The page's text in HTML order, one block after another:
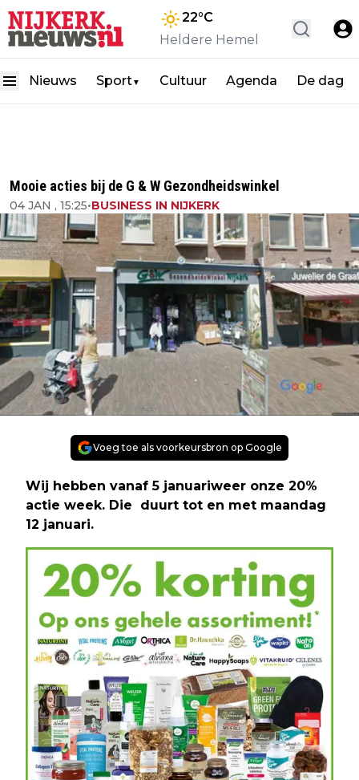
22°C
Heldere Hemel
Nieuws Sport▼ Cultuur Agenda De dag
Mooie acties bij de G & W Gezondheidswinkel
04 JAN , 15:25•BUSINESS IN NIJKERK
Voeg toe als voorkeursbron op Google
Wij hebben vanaf 5 januariweer onze 20%
actie week. Die duurt tot en met maandag
12 januari.